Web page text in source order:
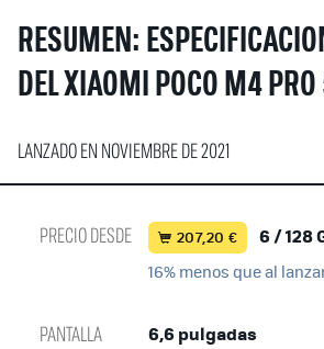
RESUMEN:
DEL XIAOMI POCO M4 PRO
LANZADO EN NOVIEMBRE DE 2021
PRECIO DESDE 207,20 € 6 / 128
16% menos que al
PANTALLA 6,6 pulgadas